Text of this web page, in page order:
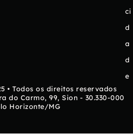
ci
d
a
d
e
• Todos os direitos reservados
do Carmo, 99, Sion - 30.330-000
Horizonte/MG